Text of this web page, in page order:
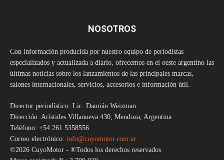
NOSOTROS
Con información producida por nuestro equipo de periodistas
especializados y actualizada a diario, ofrecemos en el oeste argentino las
últimas noticias sobre los lanzamientos de las principales marcas,
salones internacionales, servicios, accesorios e información útil.
Director periodístico: Lic. Damián Weizman
Dirección: Arístides Villanueva 430, Mendoza, Argentina
Teléfono: +54 261 5358556
Correo electrónico: info@cuyomotor.com.ar
©2026 CuyoMotor - ®Todos los derechos reservados